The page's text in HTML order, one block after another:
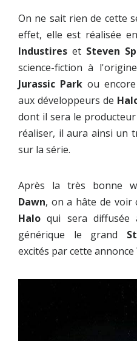
On ne sait rien de cette
effet, elle est réalisée
Industires et Steven
science-fiction à
Jurassic Park ou encore
aux développeurs de
dont il sera le
réaliser, il aura ainsi un
sur la série.
Après la très bonne
Dawn, on a hâte de voir
Haloqui sera diffusée
générique le grand
excités par cette annonce